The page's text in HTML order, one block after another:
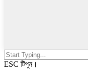
ESC টিপুন।